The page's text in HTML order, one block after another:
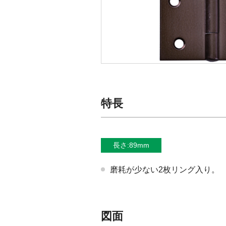
特長
長さ:89mm
磨耗が少ない2枚リング入り。
図面